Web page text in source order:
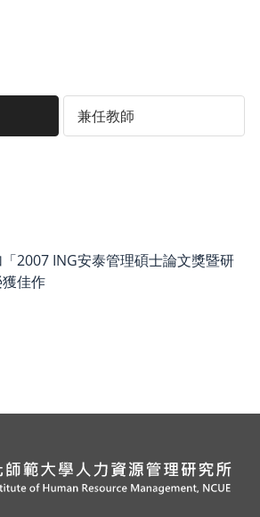
兼任教師
2007 ING安泰管理碩士論文獎暨研
佳作